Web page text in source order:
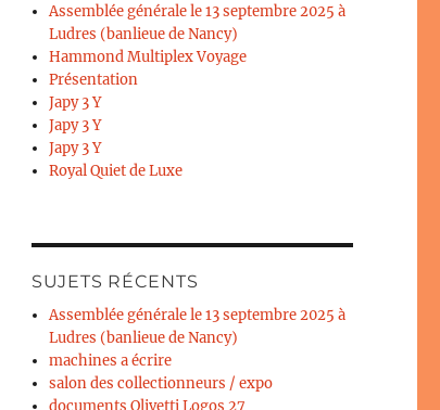
Assemblée générale le 13 septembre 2025 à
Ludres (banlieue de Nancy)
Hammond Multiplex Voyage
Présentation
Japy 3 Y
Japy 3 Y
Japy 3 Y
Royal Quiet de Luxe
SUJETS RÉCENTS
Assemblée générale le 13 septembre 2025 à
Ludres (banlieue de Nancy)
machines a écrire
salon des collectionneurs / expo
documents Olivetti Logos 27